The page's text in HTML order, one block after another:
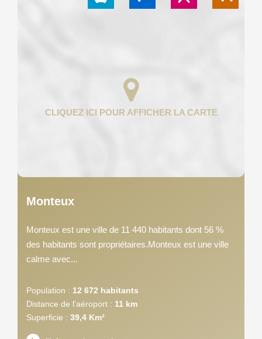
Monteux
Monteux est une ville de 11 440 habitants dont 56 %
des habitants sont propriétaires.Monteux est une ville
calme avec...
Population : 12 672 habitants
Distance de l'aéroport : 11 km
Superficie : 39,4 Km²